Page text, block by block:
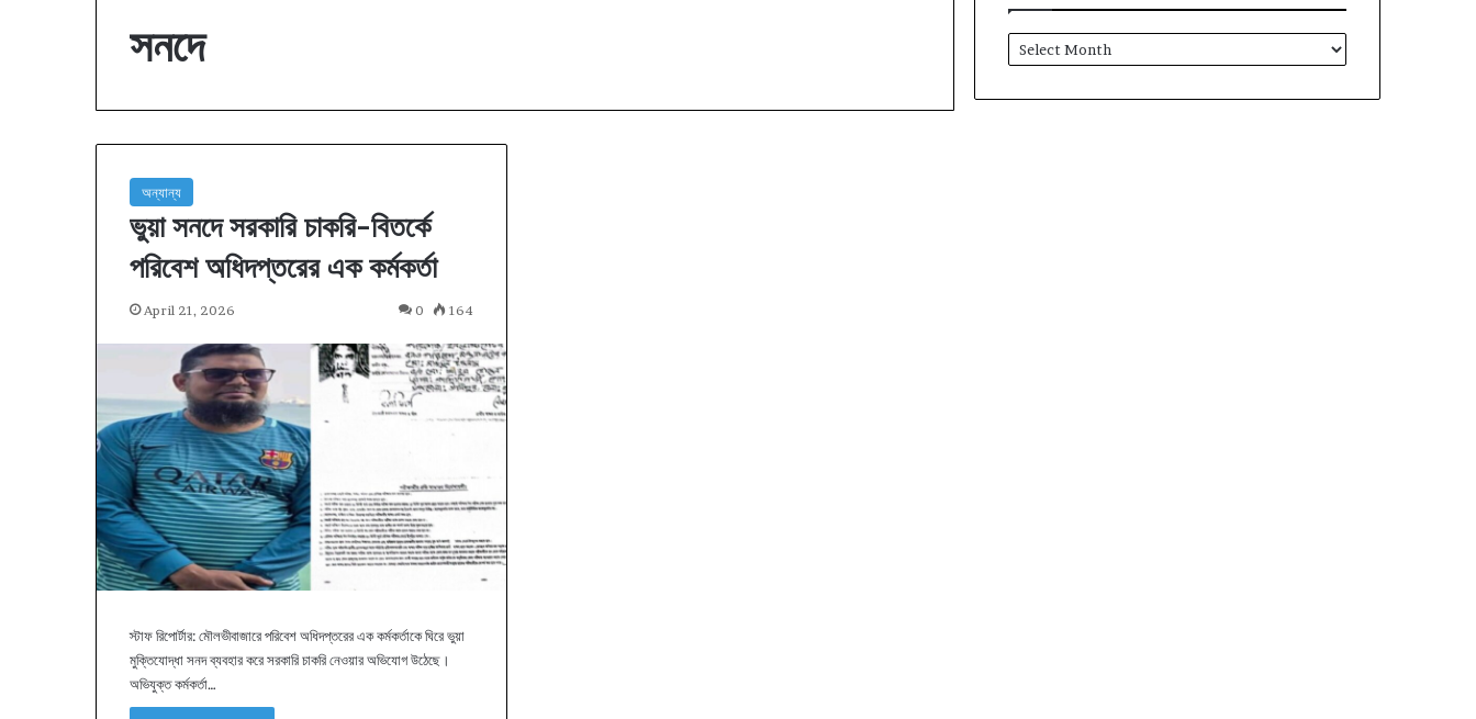
সনদে
অন্যান্য
ভুয়া সনদে সরকারি চাকরি-বিতর্কে
পরিবেশ অধিদপ্তরের এক কর্মকর্তা
April 21, 2026 0 164
স্টাফ রিপোর্টার: মৌলভীবাজারে পরিবেশ অধিদপ্তরের এক কর্মকর্তাকে ঘিরে ভুয়া
মুক্তিযোদ্ধা সনদ ব্যবহার করে সরকারি চাকরি নেওয়ার অভিযোগ উঠেছে।
অভিযুক্ত কর্মকর্তা…
আর্কাইভ